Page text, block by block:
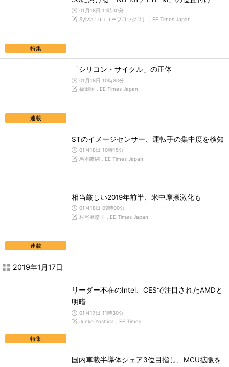
特集
01月18日 11時30分
Sylvia Lu（ユーブロックス），EE Times Japan
連載
「シリコン・サイクル」の正体
01月18日 10時30分
福田昭，EE Times Japan
STのイメージセンサー、運転手の集中度を検知
01月18日 10時15分
馬本隆綱，EE Times Japan
連載
相当厳しい2019年前半、米中摩擦激化も
01月18日 09時00分
村尾麻悠子，EE Times Japan
2019年1月17日
特集
リーダー不在のIntel、CESで注目されたAMDと
明暗
01月17日 11時30分
Junko Yoshida，EE Times
国内車載半導体シェア3位目指し、MCU拡販を